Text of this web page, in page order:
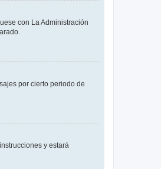
con La Administración
por cierto periodo de
instrucciones y estará